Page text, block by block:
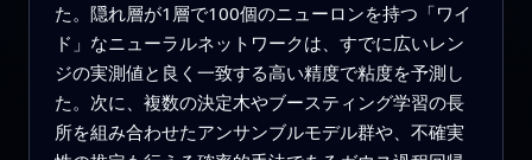
た。隠れ層が1層で100個のニューロンを持つ「ワイ
ド」なニューラルネットワークは、すでに広いレン
ジの実測値と良く一致する高い精度で粘度を予測し
た。次に、複数の決定木やブースティング学習の長
所を組み合わせたアンサンブルモデル群や、不確実